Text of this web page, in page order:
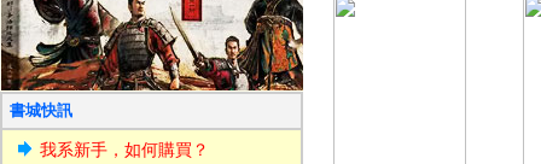
書城快訊
我系新手，如何購買？